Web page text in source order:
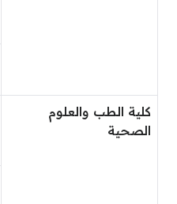
كلية الطب والعلوم
الصحية